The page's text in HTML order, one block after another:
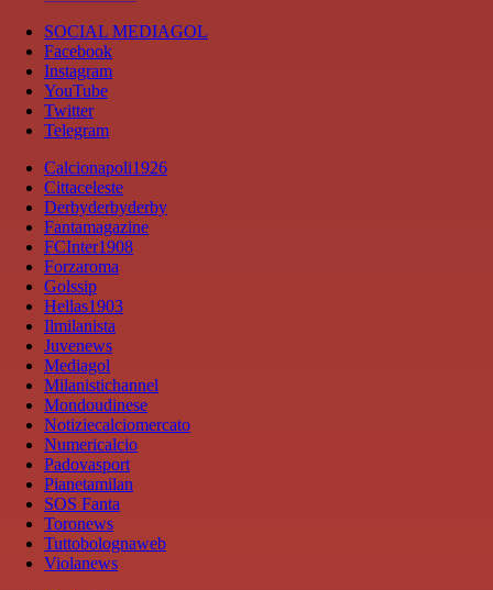
SOCIAL MEDIAGOL
Facebook
Instagram
YouTube
Twitter
Telegram
Calcionapoli1926
Cittaceleste
Derbyderbyderby
Fantamagazine
FCInter1908
Forzaroma
Golssip
Hellas1903
Ilmilanista
Juvenews
Mediagol
Milanistichannel
Mondoudinese
Notiziecalciomercato
Numericalcio
Padovasport
Pianetamilan
SOS Fanta
Toronews
Tuttobolognaweb
Violanews